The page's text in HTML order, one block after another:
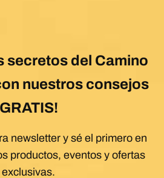
secretos del Camino
nuestros consejos
GRATIS!
newsletter y sé el primero en
productos, eventos y ofertas
exclusivas.